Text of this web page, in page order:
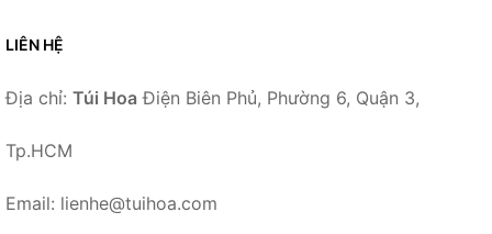
LIÊN HỆ
Địa chỉ: Túi Hoa Điện Biên Phủ, Phường 6, Quận 3,
Tp.HCM
Email: lienhe@tuihoa.com